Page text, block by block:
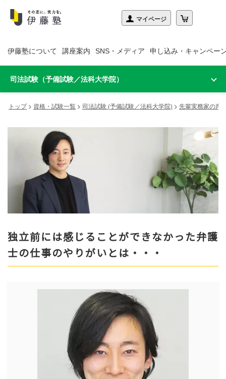
伊藤塾について 講座案内 SNS・メディア 申し込み・キャンペー
司法試験（予備試験／法科大学院）
トップ> 資格・試験一覧 > 司法試験 (予備試験／法科大学院) > 先輩実務家の声
独立前には感じることができなかった弁護
士の仕事のやりがいとは・・・